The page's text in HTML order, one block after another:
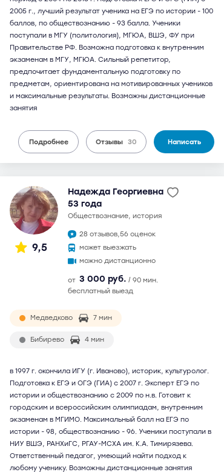
2005 г., лучший результат ученика на ЕГЭ по истории - 100
баллов, по обществознанию - 93 балла. Ученики
поступали в МГУ (политология), МГЮА, ВШЭ, ФУ при
Правительстве РФ. Возможна подготовка к внутренним
экзаменам в МГУ, МГЮА. Сильный репетитор,
предпочитает фундаментальную подготовку по
предметам, ориентирована на мотивированных учеников
и максимальные результаты. Возможны дистанционные
занятия
Подробнее Отзывы 30 Написать
9,5
Надежда Георгиевна
53 года
обществознание, история
28 отзывов,56 оценок
может выезжать
можно дистанционно
от 3 000 руб. / 90 мин.
бесплатный выезд
Медведково 7 мин
Бибирево 4 мин
в 1997 г. окончила ИГУ (г. Иваново), историк, культуролог.
Подготовка к ЕГЭ и ОГЭ (ГИА) с 2007 г. Эксперт ЕГЭ по
истории и обществознанию с 2009 по н.в. Готовит к
городским и всероссийским олимпиадам, внутренним
экзаменам в МГИМО. Максимальный балл на ЕГЭ по
истории - 98, обществознанию - 96. Ученики поступали в
НИУ ВШЭ, РАНХиГС, РГАУ-МСХА им. К.А. Тимирязева.
Ответственный педагог, умеющий найти подход к
любому ученику. Возможны дистанционные занятия